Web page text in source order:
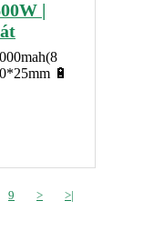
|
🔋
9 > >|